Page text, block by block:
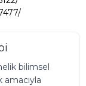
bilimsel
amacıyla